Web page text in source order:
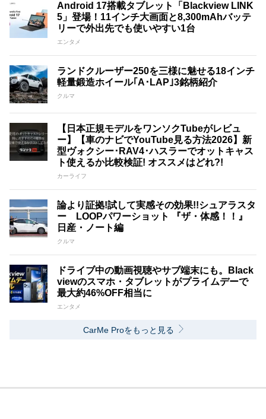
Android 17搭載タブレット「Blackview LINK
5」登場！11インチ大画面と8,300mAhバッテ
リーで外出先でも使いやすい1台
エンタメ
ランドクルーザー250を三様に魅せる18インチ
軽量鍛造ホイール｢A･LAP｣3銘柄紹介
クルマ
【日本正規モデルをワンソクTubeがレビュ
ー】【車のナビでYouTube見る方法2026】新
型ヴォクシー･RAV4･ハスラーでオットキャス
ト使えるか比較検証! オススメはどれ?!
カーライフ
論より証拠!試して実感その効果!!シュアラスタ
ー LOOPパワーショット 『ザ・体感！！』
日産・ノート編
クルマ
ドライブ中の動画視聴やサブ端末にも。Black
viewのスマホ・タブレットがプライムデーで
最大約46%OFF相当に
エンタメ
CarMe Proをもっと見る